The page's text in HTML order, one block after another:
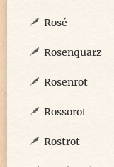
Rosé
Rosenquarz
Rosenrot
Rossorot
Rostrot